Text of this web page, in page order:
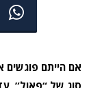
אם הייתם פוגשים